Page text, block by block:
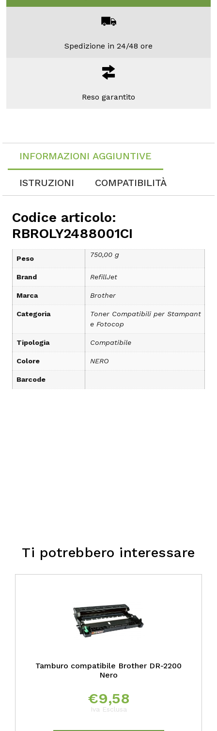
Spedizione in 24/48 ore
Reso garantito
INFORMAZIONI AGGIUNTIVE
ISTRUZIONI COMPATIBILITÀ
Codice articolo:
RBROLY2488001CI
Peso 750,00 g
Brand RefillJet
Marca Brother
Categoria
Toner Compatibili per Stampant
e Fotocop
Tipologia Compatibile
Colore NERO
Barcode
Ti potrebbero interessare
Tamburo compatibile Brother DR-2200
Nero
€9,58
Iva Esclusa